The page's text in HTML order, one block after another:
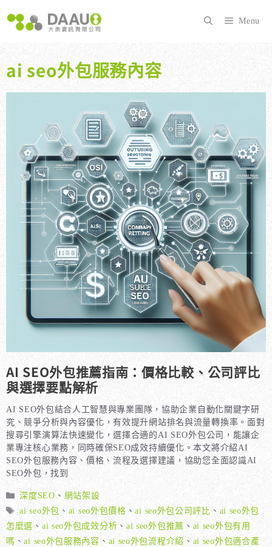
至
內
容
Menu
ai seo外包服務內容
AI SEO外包推薦指南：價格比較、公司評比
與選擇要點解析
AI SEO外包結合人工智慧與專業團隊，協助企業自動化關鍵字研
究、競爭分析與內容優化，有效提升網站排名與流量轉換率。面對
搜尋引擎演算法快速變化，選擇合適的AI SEO外包公司，能讓企
業專注核心業務，同時確保SEO成效持續優化。本文將介紹AI
SEO外包服務內容、價格、流程及選擇建議，協助您全面認識AI
SEO外包，找到
分
類
深度SEO 、 網站架設
標
籤
ai seo外包 、 ai seo外包價格 、ai seo外包公司評比 、 ai seo外包
怎麼選 、 ai seo外包成效分析 、ai seo外包推薦 、 ai seo外包有用
嗎 、ai seo外包服務內容 、 ai seo外包流程介紹 、 ai seo外包適合產